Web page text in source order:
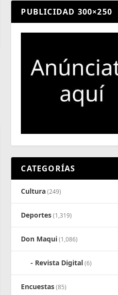
PUBLICIDAD 300×250
CATEGORÍAS
Cultura(249)
Deportes(1,319)
Don Maqui(1,086)
Revista Digital(6)
Encuestas(85)